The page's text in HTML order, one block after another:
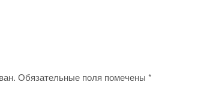
Обязательные поля помечены *